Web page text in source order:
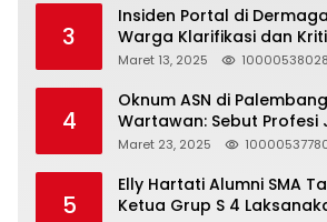
3
Insiden Portal di
Warga Klarifikasi dan
yang Tidak Akurat
Maret 13, 2025 10000538028
4
Oknum ASN di
Wartawan: Sebut Profesi
Seharga 2 Liter Bensin,
Maret 23, 2025
5
Elly Hartati Alumni SMA
Ketua Grup S 4